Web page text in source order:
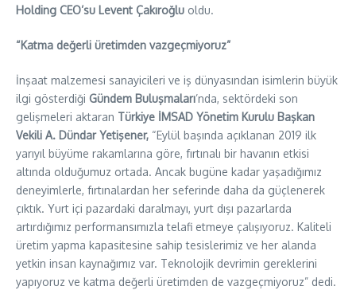
Holding CEO’su Levent Çakıroğlu oldu.
“Katma değerli üretimden vazgeçmiyoruz”
İnşaat malzemesi sanayicileri ve iş dünyasından isimlerin büyük
ilgi gösterdiği Gündem Buluşmaları’nda, sektördeki son
gelişmeleri aktaran Türkiye İMSAD Yönetim Kurulu Başkan
Vekili A. Dündar Yetişener, “Eylül başında açıklanan 2019 ilk
yarıyıl büyüme rakamlarına göre, fırtınalı bir havanın etkisi
altında olduğumuz ortada. Ancak bugüne kadar yaşadığımız
deneyimlerle, fırtınalardan her seferinde daha da güçlenerek
çıktık. Yurt içi pazardaki daralmayı, yurt dışı pazarlarda
artırdığımız performansımızla telafi etmeye çalışıyoruz. Kaliteli
üretim yapma kapasitesine sahip tesislerimiz ve her alanda
yetkin insan kaynağımız var. Teknolojik devrimin gereklerini
yapıyoruz ve katma değerli üretimden de vazgeçmiyoruz” dedi.